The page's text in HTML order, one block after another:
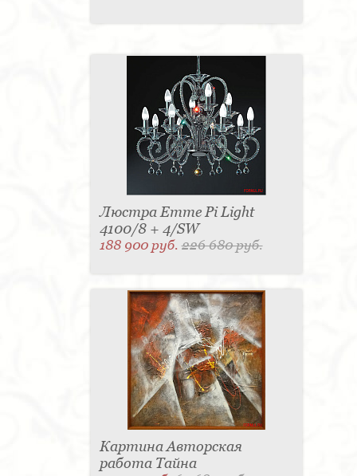
Люстра Emme Pi Light
4100/8 + 4/SW
188 900 руб.226 680 руб.
Картина Авторская
работа Тайна